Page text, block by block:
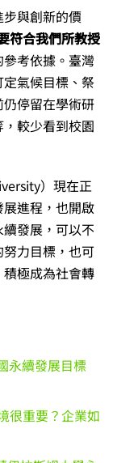
與創新的價
符合我們所教授
考依據。臺灣
氣候目標、祭
停留在學術研
較少看到校園
）現在正
進程，也開啟
發展，可以不
力目標，也可
極成為社會轉
永續發展目標
很重要？企業如